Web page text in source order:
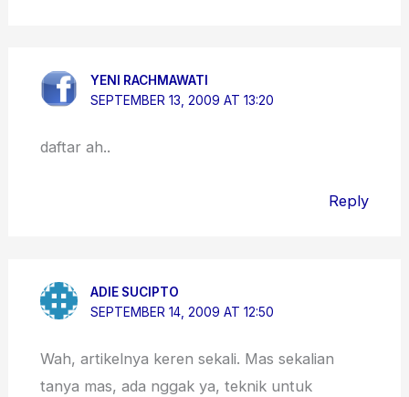
YENI RACHMAWATI
SEPTEMBER 13, 2009 AT 13:20
daftar ah..
Reply
ADIE SUCIPTO
SEPTEMBER 14, 2009 AT 12:50
Wah, artikelnya keren sekali. Mas sekalian
tanya mas, ada nggak ya, teknik untuk